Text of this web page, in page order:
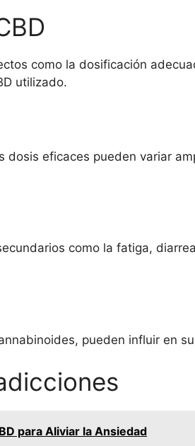
como la dosificación
utilizado.
eficaces pueden variar
como la fatiga,
pueden influir en
para Aliviar la Ansiedad